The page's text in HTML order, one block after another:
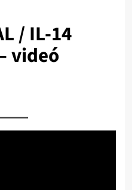
/ IL-14
videó